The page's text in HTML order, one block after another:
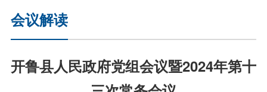
会议解读
开鲁县人民政府党组会议暨2024年第十